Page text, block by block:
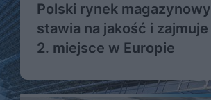
Polski rynek magazynowy
stawia na jakość i zajmuje
2. miejsce w Europie